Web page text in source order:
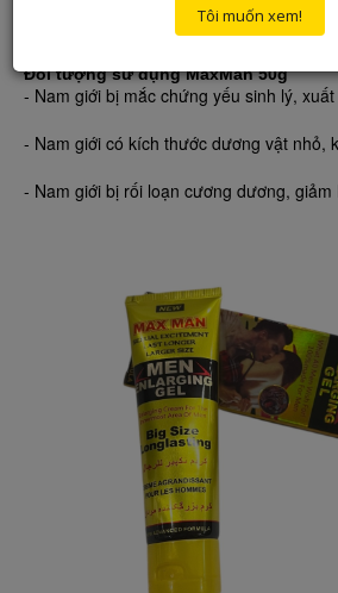
Gel Max Man 50g bất khả chiến
Đối tượng sử dụng MaxMan 50g
- Nam giới bị mắc chứng yếu sinh lý,
- Nam giới có kích thước dương vật nhỏ,
- Nam giới bị rối loạn cương dương,
Tôi muốn xem!